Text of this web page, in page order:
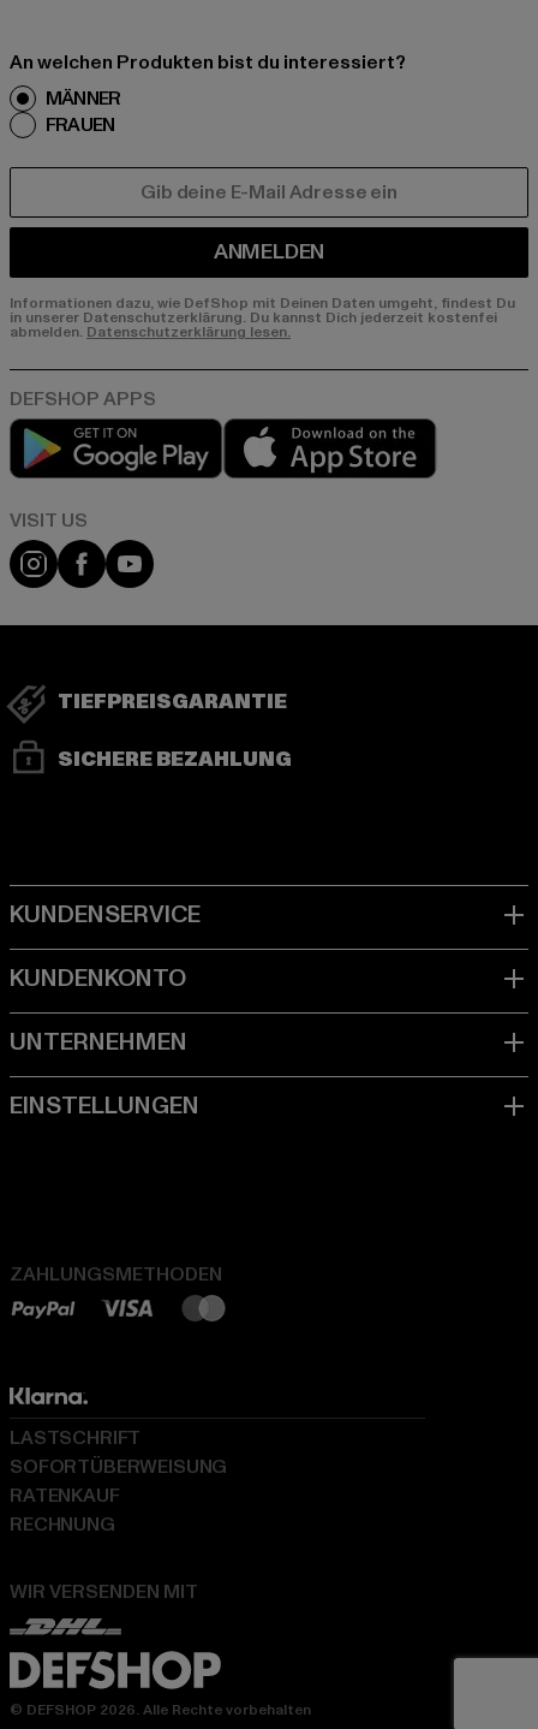
An welchen Produkten bist du interessiert?
MÄNNER
FRAUEN
ANMELDEN
Informationen dazu, wie DefShop mit Deinen Daten umgeht, findest Du
in unserer Datenschutzerklärung. Du kannst Dich jederzeit kostenfei
abmelden. Datenschutzerklärung lesen.
Play market
Visit our Instagram page:
Visit our Facebook page:
Visit our YouTube channel:
TIEFPREISGARANTIE
SICHERE BEZAHLUNG
ZAHLUNGSMETHODEN
WIR VERSENDEN MIT
LASTSCHRIFT
SOFORTÜBERWEISUNG
RATENKAUF
RECHNUNG
© DEFSHOP 2026. Alle Rechte vorbehalten